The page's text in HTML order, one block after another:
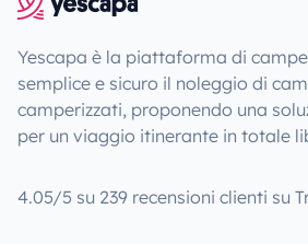
Yescapa è la piattaforma di
semplice e sicuro il noleggio di
camperizzati, proponendo una
per un viaggio itinerante in totale
4.05/5 su 239 recensioni clienti su